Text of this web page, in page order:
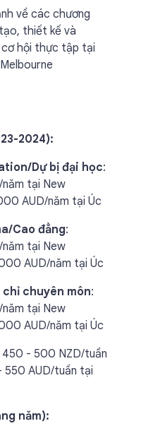
về các chương
thiết kế và
hội thực tập tại
2024):
Dự bị đại học:
tại New
AUD/năm tại Úc
Cao đẳng:
tại New
AUD/năm tại Úc
chuyên môn:
tại New
AUD/năm tại Úc
450 - 500 NZD/tuần
550 AUD/tuần tại
năm):